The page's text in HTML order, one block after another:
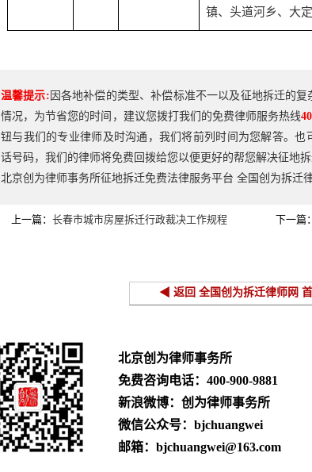
镇、头道河乡、大
温馨提示: 因各地补偿的类型、补偿标准不一以及征地拆迁的
情况，为节省您的时间，建议您拨打我们的免费律师服务热线
钮与我们的专业律师及时沟通，我们将前列时间为您解答。也
话号码，我们的律师将免费回拨给您以便更好的帮您解决征地拆
北京创为律师事务所征地拆迁免费法律服务平台 全国创为拆迁
上一篇： 长春市城市房屋拆迁行政裁决工作规程 下一篇：
◀ 返回 全国创为拆迁律师网
北京创为律师事务所
免费咨询电话： 400-900-9881
新浪微博：创为律师事务所
微信公众号：bjchuangwei
邮箱：bjchuangwei@163.com